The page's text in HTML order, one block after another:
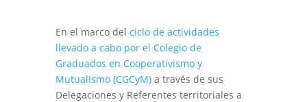
En el marco del ciclo de actividades
llevado a cabo por el Colegio de
Graduados en Cooperativismo y
Mutualismo (CGCyM)a través de sus
Delegaciones y Referentes territoriales a